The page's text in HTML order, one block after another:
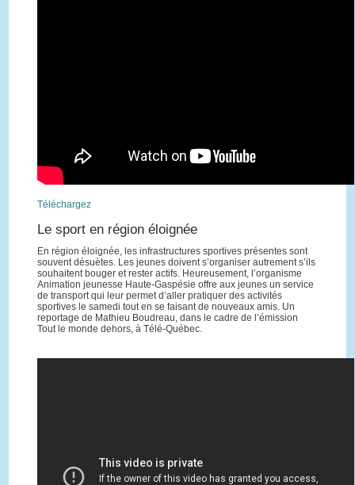
Téléchargez
Le sport en région éloignée
En région éloignée, les infrastructures sportives présentes sont
souvent désuètes. Les jeunes doivent s’organiser autrement s’ils
souhaitent bouger et rester actifs. Heureusement, l’organisme
Animation jeunesse Haute-Gaspésie offre aux jeunes un service
de transport qui leur permet d’aller pratiquer des activités
sportives le samedi tout en se faisant de nouveaux amis. Un
reportage de Mathieu Boudreau, dans le cadre de l’émission
Tout le monde dehors, à Télé-Québec.